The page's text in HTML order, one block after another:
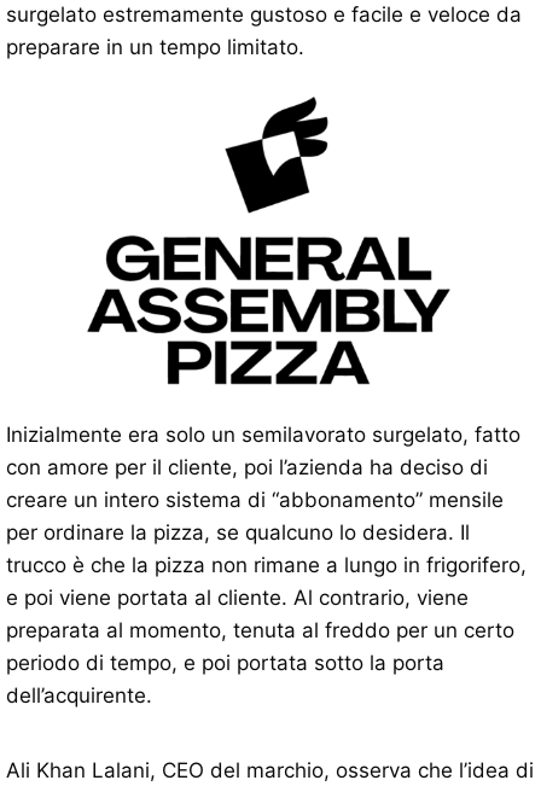
surgelato estremamente gustoso e facile e veloce da
preparare in un tempo limitato.
Inizialmente era solo un semilavorato surgelato, fatto
con amore per il cliente, poi l’azienda ha deciso di
creare un intero sistema di “abbonamento” mensile
per ordinare la pizza, se qualcuno lo desidera. Il
trucco è che la pizza non rimane a lungo in frigorifero,
e poi viene portata al cliente. Al contrario, viene
preparata al momento, tenuta al freddo per un certo
periodo di tempo, e poi portata sotto la porta
dell’acquirente.
Ali Khan Lalani, CEO del marchio, osserva che l’idea di